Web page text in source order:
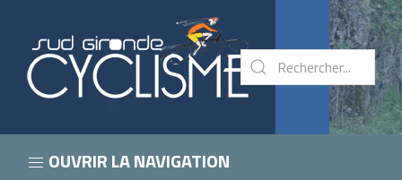
OUVRIR LA NAVIGATION